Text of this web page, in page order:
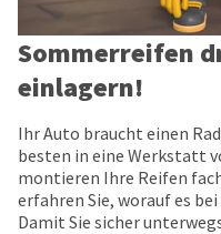
Sommerreifen
einlagern!
Ihr Auto braucht einen
besten in eine Werkstatt
montieren Ihre Reifen
erfahren Sie, worauf es
Damit Sie sicher